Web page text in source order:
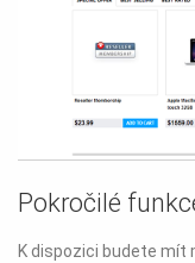
Pokročilé
K dispozici budete mít